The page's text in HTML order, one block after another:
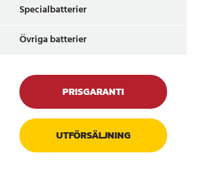
Specialbatterier
Övriga batterier
PRISGARANTI
UTFÖRSÄLJNING